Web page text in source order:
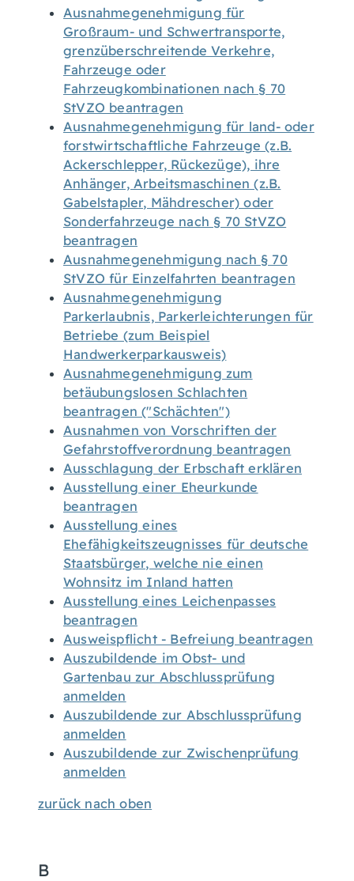
Ausnahmegenehmigung für
Großraum- und Schwertransporte,
grenzüberschreitende Verkehre,
Fahrzeuge oder
Fahrzeugkombinationen nach § 70
StVZO beantragen
Ausnahmegenehmigung für land- oder
forstwirtschaftliche Fahrzeuge (z.B.
Ackerschlepper, Rückezüge), ihre
Anhänger, Arbeitsmaschinen (z.B.
Gabelstapler, Mähdrescher) oder
Sonderfahrzeuge nach § 70 StVZO
beantragen
Ausnahmegenehmigung nach § 70
StVZO für Einzelfahrten beantragen
Ausnahmegenehmigung
Parkerlaubnis, Parkerleichterungen für
Betriebe (zum Beispiel
Handwerkerparkausweis)
Ausnahmegenehmigung zum
betäubungslosen Schlachten
beantragen ("Schächten")
Ausnahmen von Vorschriften der
Gefahrstoffverordnung beantragen
Ausschlagung der Erbschaft erklären
Ausstellung einer Eheurkunde
beantragen
Ausstellung eines
Ehefähigkeitszeugnisses für deutsche
Staatsbürger, welche nie einen
Wohnsitz im Inland hatten
Ausstellung eines Leichenpasses
beantragen
Ausweispflicht - Befreiung beantragen
Auszubildende im Obst- und
Gartenbau zur Abschlussprüfung
anmelden
Auszubildende zur Abschlussprüfung
anmelden
Auszubildende zur Zwischenprüfung
anmelden
zurück nach oben
B